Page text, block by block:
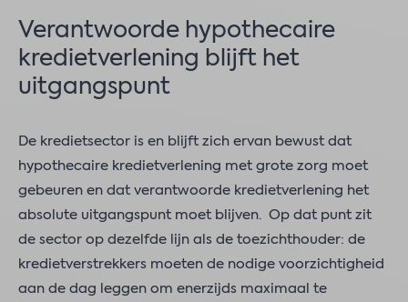
Verantwoorde hypothecaire
kredietverlening blijft het
uitgangspunt
De kredietsector is en blijft zich ervan bewust dat
hypothecaire kredietverlening met grote zorg moet
gebeuren en dat verantwoorde kredietverlening het
absolute uitgangspunt moet blijven. Op dat punt zit
de sector op dezelfde lijn als de toezichthouder: de
kredietverstrekkers moeten de nodige voorzichtigheid
aan de dag leggen om enerzijds maximaal te